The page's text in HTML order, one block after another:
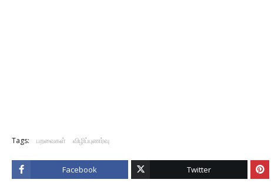
Tags: பறவைகள் விழிப்புணர்வு
Facebook Twitter